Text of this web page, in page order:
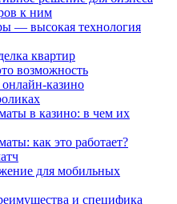
к ним
— высокая технология
квартир
возможность
казино
в казино: в чем их
как это работает?
для мобильных
и специфика